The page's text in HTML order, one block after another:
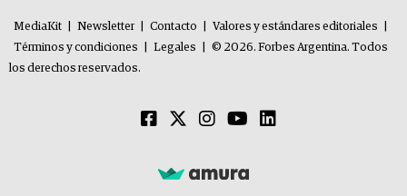
MediaKit Newsletter Contacto Valores y estándares editoriales
Términos y condiciones
Legales
© 2026. Forbes Argentina. Todos
los derechos reservados.